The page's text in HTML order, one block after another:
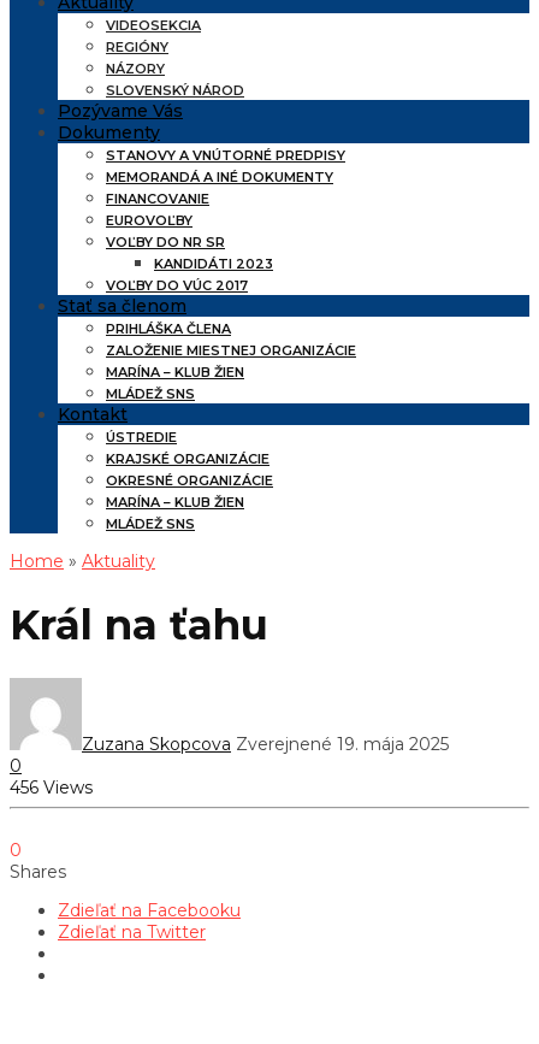
VIDEOSEKCIA
REGIÓNY
NÁZORY
SLOVENSKÝ NÁROD
Pozývame Vás
Dokumenty
STANOVY A VNÚTORNÉ PREDPISY
MEMORANDÁ A INÉ DOKUMENTY
FINANCOVANIE
EUROVOĽBY
VOĽBY DO NR SR
KANDIDÁTI 2023
VOĽBY DO VÚC 2017
Stať sa členom
PRIHLÁŠKA ČLENA
ZALOŽENIE MIESTNEJ ORGANIZÁCIE
MARÍNA – KLUB ŽIEN
MLÁDEŽ SNS
Kontakt
ÚSTREDIE
KRAJSKÉ ORGANIZÁCIE
OKRESNÉ ORGANIZÁCIE
MARÍNA – KLUB ŽIEN
MLÁDEŽ SNS
Home » Aktuality
Král na ťahu
Zuzana Skopcova Zverejnené 19. mája 2025
0
456 Views
0
Shares
Zdieľať na Facebooku
Zdieľať na Twitter